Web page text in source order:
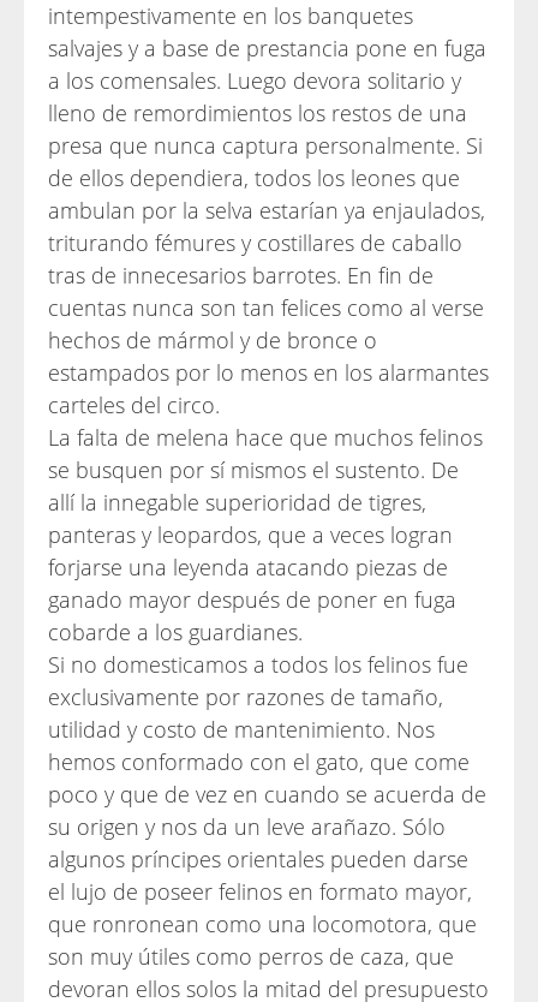
intempestivamente en los banquetes
salvajes y a base de prestancia pone en fuga
a los comensales. Luego devora solitario y
lleno de remordimientos los restos de una
presa que nunca captura personalmente. Si
de ellos dependiera, todos los leones que
ambulan por la selva estarían ya enjaulados,
triturando fémures y costillares de caballo
tras de innecesarios barrotes. En fin de
cuentas nunca son tan felices como al verse
hechos de mármol y de bronce o
estampados por lo menos en los alarmantes
carteles del circo.
La falta de melena hace que muchos felinos
se busquen por sí mismos el sustento. De
allí la innegable superioridad de tigres,
panteras y leopardos, que a veces logran
forjarse una leyenda atacando piezas de
ganado mayor después de poner en fuga
cobarde a los guardianes.
Si no domesticamos a todos los felinos fue
exclusivamente por razones de tamaño,
utilidad y costo de mantenimiento. Nos
hemos conformado con el gato, que come
poco y que de vez en cuando se acuerda de
su origen y nos da un leve arañazo. Sólo
algunos príncipes orientales pueden darse
el lujo de poseer felinos en formato mayor,
que ronronean como una locomotora, que
son muy útiles como perros de caza, que
devoran ellos solos la mitad del presupuesto